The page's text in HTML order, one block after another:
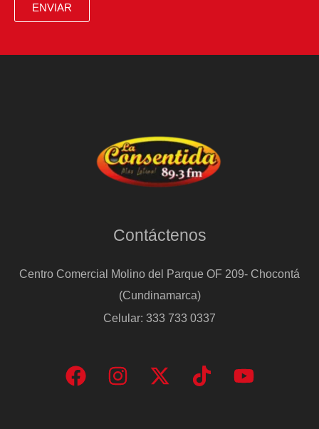
ENVIAR
Contáctenos
Centro Comercial Molino del Parque OF 209- Chocontá
(Cundinamarca)
Celular: 333 733 0337